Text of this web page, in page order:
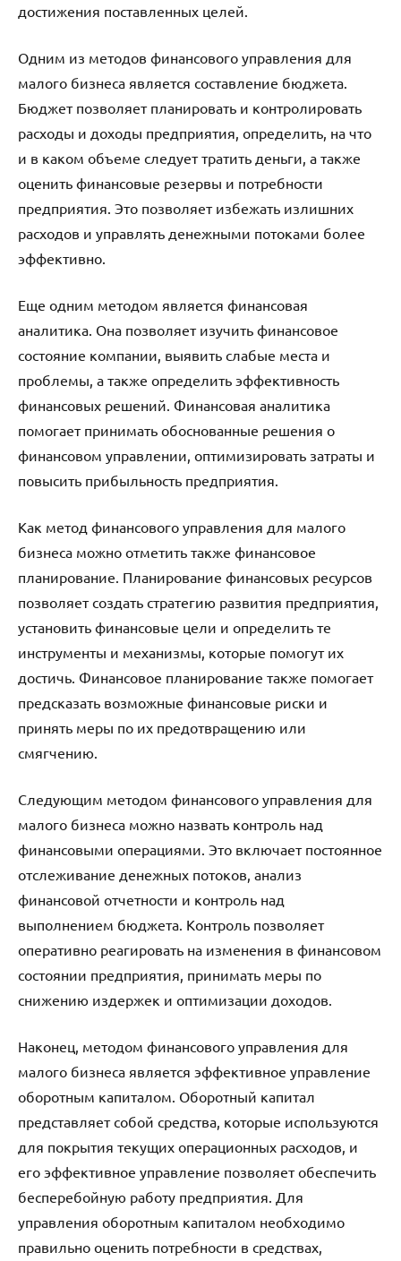
достижения поставленных целей.
Одним из методов финансового управления для
малого бизнеса является составление бюджета.
Бюджет позволяет планировать и контролировать
расходы и доходы предприятия, определить, на что
и в каком объеме следует тратить деньги, а также
оценить финансовые резервы и потребности
предприятия. Это позволяет избежать излишних
расходов и управлять денежными потоками более
эффективно.
Еще одним методом является финансовая
аналитика. Она позволяет изучить финансовое
состояние компании, выявить слабые места и
проблемы, а также определить эффективность
финансовых решений. Финансовая аналитика
помогает принимать обоснованные решения о
финансовом управлении, оптимизировать затраты и
повысить прибыльность предприятия.
Как метод финансового управления для малого
бизнеса можно отметить также финансовое
планирование. Планирование финансовых ресурсов
позволяет создать стратегию развития предприятия,
установить финансовые цели и определить те
инструменты и механизмы, которые помогут их
достичь. Финансовое планирование также помогает
предсказать возможные финансовые риски и
принять меры по их предотвращению или
смягчению.
Следующим методом финансового управления для
малого бизнеса можно назвать контроль над
финансовыми операциями. Это включает постоянное
отслеживание денежных потоков, анализ
финансовой отчетности и контроль над
выполнением бюджета. Контроль позволяет
оперативно реагировать на изменения в финансовом
состоянии предприятия, принимать меры по
снижению издержек и оптимизации доходов.
Наконец, методом финансового управления для
малого бизнеса является эффективное управление
оборотным капиталом. Оборотный капитал
представляет собой средства, которые используются
для покрытия текущих операционных расходов, и
его эффективное управление позволяет обеспечить
бесперебойную работу предприятия. Для
управления оборотным капиталом необходимо
правильно оценить потребности в средствах,